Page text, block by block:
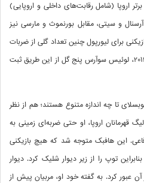
اروپا (شامل رقابت‌های داخلی و اروپایی)
و سیتی، مقابل بورنموث و مارسی نیز
هیچ بازیکنی برای لیورپول چنین تعداد گلی از ضربات
آزاد به ثمر نرسانده بود. در فصل 2013-2012، لوئیس سوآرس پنج گل از این طریق ثبت
تا چه اندازه متنوع‌ هستند؛ هم از نظر
قهرمانان اروپا، او حتی ضربه‌ای زمینی به
این هافبک متوجه شد که هیچ بازیکنی
توپ را از زیر دیوار شلیک کرد. دیوار
عبور کرد. به گفته خود او، مربیان پیش از